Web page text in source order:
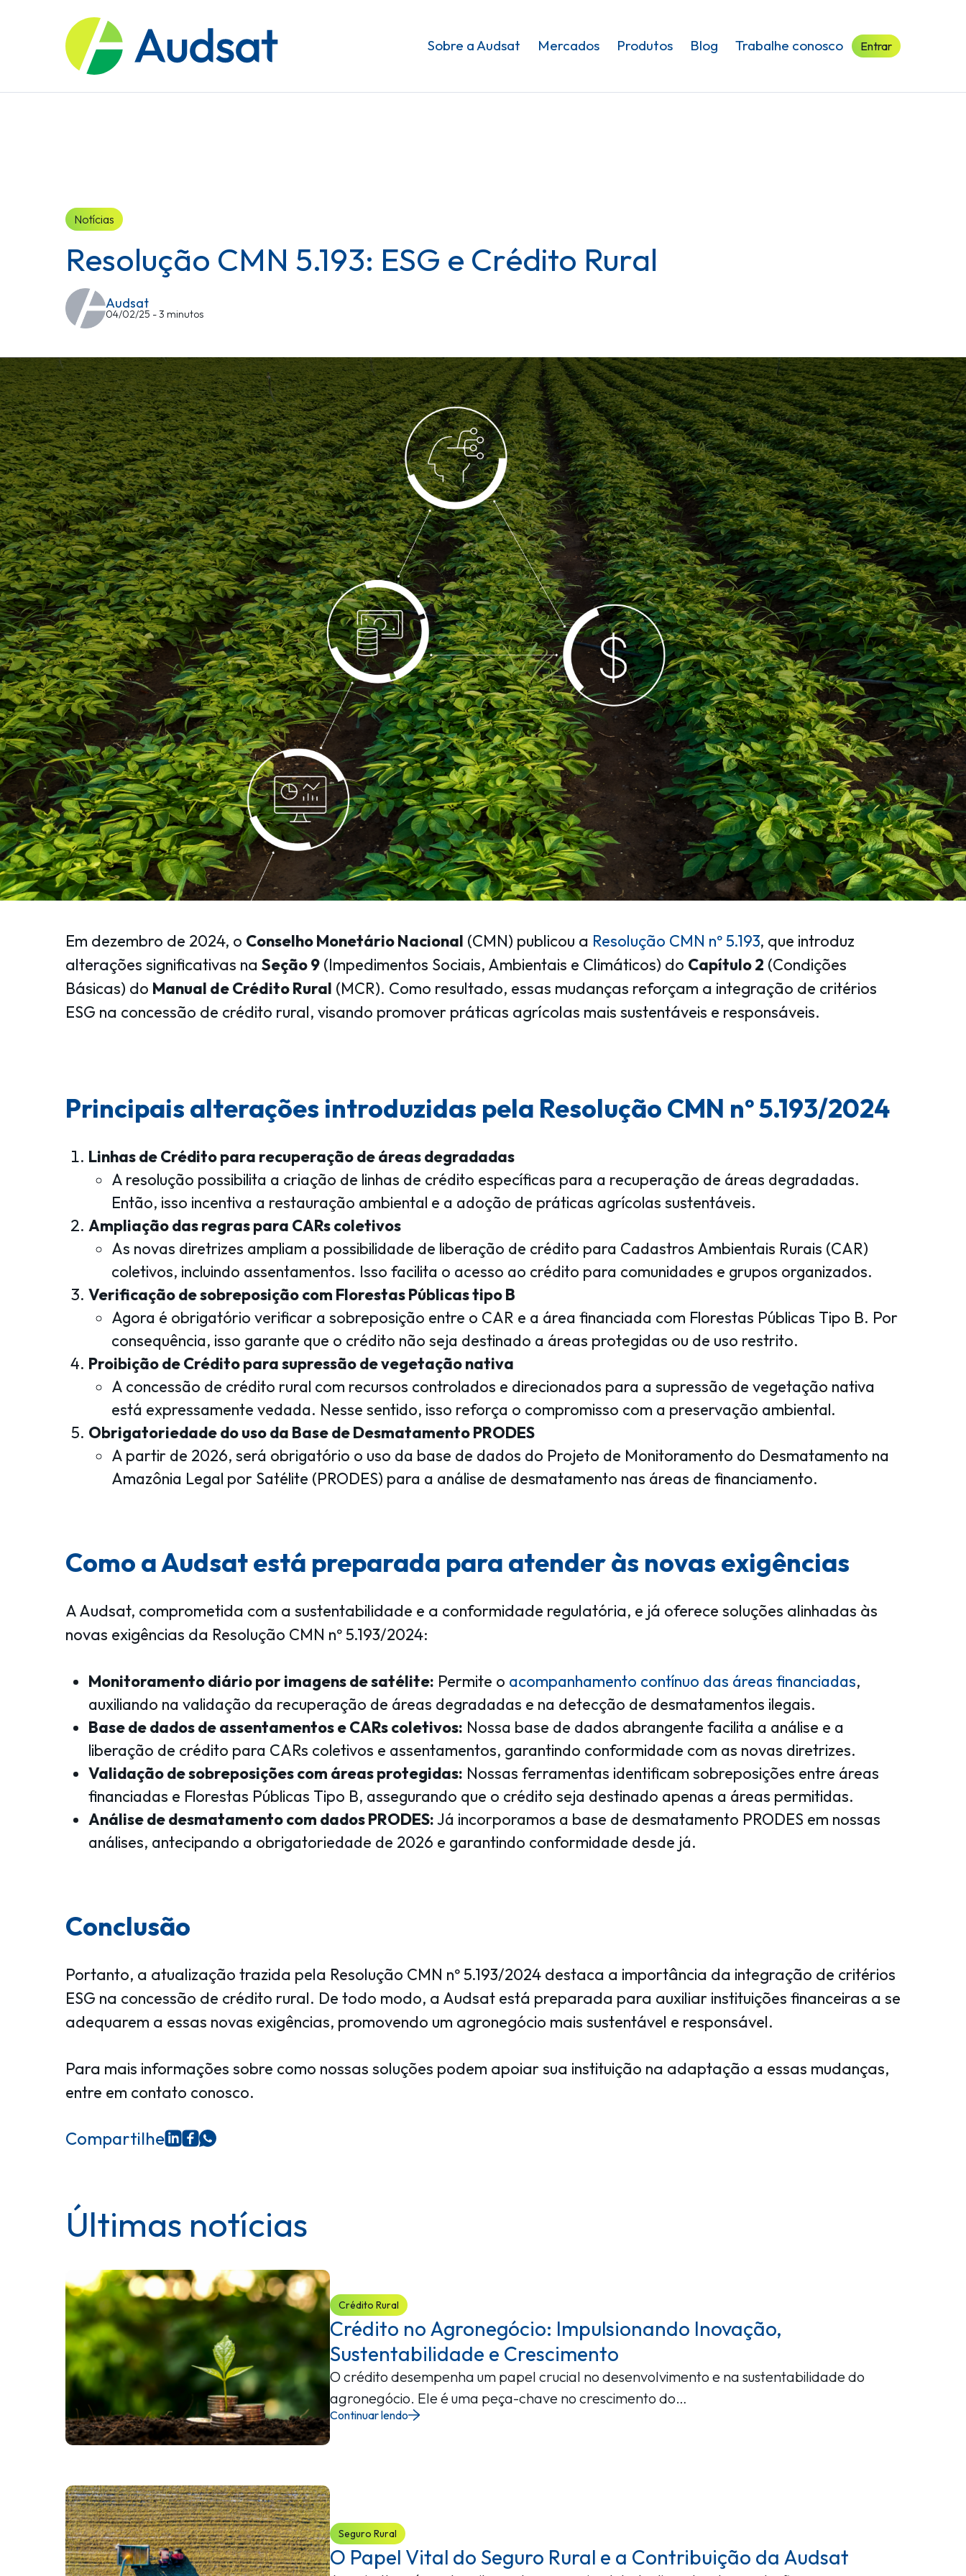
Sobre a Audsat Mercados Produtos Blog Trabalhe conosco Entrar
Notícias
Resolução CMN 5.193: ESG e Crédito Rural
Audsat
04/02/25 - 3 minutos
Em dezembro de 2024, o Conselho Monetário Nacional (CMN) publicou a Resolução CMN nº 5.193, que introduz
alterações significativas na Seção 9 (Impedimentos Sociais, Ambientais e Climáticos) do Capítulo 2 (Condições
Básicas) do Manual de Crédito Rural (MCR). Como resultado, essas mudanças reforçam a integração de critérios
ESG na concessão de crédito rural, visando promover práticas agrícolas mais sustentáveis e responsáveis.
Principais alterações introduzidas pela Resolução CMN nº 5.193/2024
Linhas de Crédito para recuperação de áreas degradadas
A resolução possibilita a criação de linhas de crédito específicas para a recuperação de áreas degradadas.
Então, isso incentiva a restauração ambiental e a adoção de práticas agrícolas sustentáveis.
Ampliação das regras para CARs coletivos
As novas diretrizes ampliam a possibilidade de liberação de crédito para Cadastros Ambientais Rurais (CAR)
coletivos, incluindo assentamentos. Isso facilita o acesso ao crédito para comunidades e grupos organizados.
Verificação de sobreposição com Florestas Públicas tipo B
Agora é obrigatório verificar a sobreposição entre o CAR e a área financiada com Florestas Públicas Tipo B. Por
consequência, isso garante que o crédito não seja destinado a áreas protegidas ou de uso restrito.
Proibição de Crédito para supressão de vegetação nativa
A concessão de crédito rural com recursos controlados e direcionados para a supressão de vegetação nativa
está expressamente vedada. Nesse sentido, isso reforça o compromisso com a preservação ambiental.
Obrigatoriedade do uso da Base de Desmatamento PRODES
A partir de 2026, será obrigatório o uso da base de dados do Projeto de Monitoramento do Desmatamento na
Amazônia Legal por Satélite (PRODES) para a análise de desmatamento nas áreas de financiamento.
Como a Audsat está preparada para atender às novas exigências
A Audsat, comprometida com a sustentabilidade e a conformidade regulatória, e já oferece soluções alinhadas às
novas exigências da Resolução CMN nº 5.193/2024:
Monitoramento diário por imagens de satélite: Permite o acompanhamento contínuo das áreas financiadas,
auxiliando na validação da recuperação de áreas degradadas e na detecção de desmatamentos ilegais.
Base de dados de assentamentos e CARs coletivos: Nossa base de dados abrangente facilita a análise e a
liberação de crédito para CARs coletivos e assentamentos, garantindo conformidade com as novas diretrizes.
Validação de sobreposições com áreas protegidas: Nossas ferramentas identificam sobreposições entre áreas
financiadas e Florestas Públicas Tipo B, assegurando que o crédito seja destinado apenas a áreas permitidas.
Análise de desmatamento com dados PRODES:Já incorporamos a base de desmatamento PRODES em nossas
análises, antecipando a obrigatoriedade de 2026 e garantindo conformidade desde já.
Conclusão
Portanto, a atualização trazida pela Resolução CMN nº 5.193/2024 destaca a importância da integração de critérios
ESG na concessão de crédito rural. De todo modo, a Audsat está preparada para auxiliar instituições financeiras a se
adequarem a essas novas exigências, promovendo um agronegócio mais sustentável e responsável.
Para mais informações sobre como nossas soluções podem apoiar sua instituição na adaptação a essas mudanças,
entre em contato conosco.
Compartilhe
Últimas notícias
Crédito Rural
Crédito no Agronegócio: Impulsionando Inovação,
Sustentabilidade e Crescimento
O crédito desempenha um papel crucial no desenvolvimento e na sustentabilidade do
agronegócio. Ele é uma peça-chave no crescimento do…
Continuar lendo
Seguro Rural
O Papel Vital do Seguro Rural e a Contribuição da Audsat